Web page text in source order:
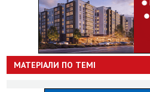
МАТЕРІАЛИ ПО ТЕМІ